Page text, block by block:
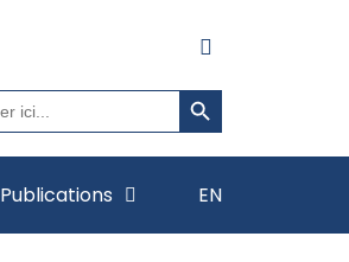
Search Button
Publications EN